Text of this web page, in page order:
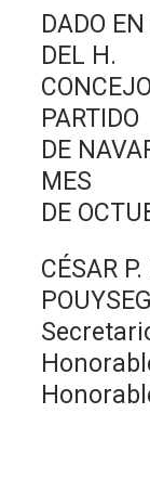
DADO
DEL H.
PARTIDO
DE
MES
DE
CÉSAR